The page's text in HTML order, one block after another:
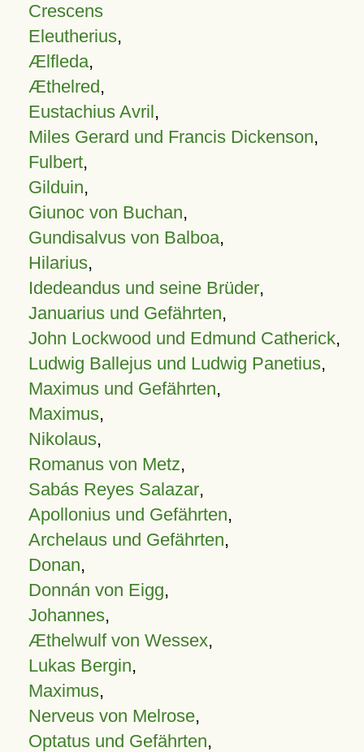
Crescens
Eleutherius,
Ælfleda,
Æthelred,
Eustachius Avril,
Miles Gerard und Francis Dickenson,
Fulbert,
Gilduin,
Giunoc von Buchan,
Gundisalvus von Balboa,
Hilarius,
Idedeandus und seine Brüder,
Januarius und Gefährten,
John Lockwood und Edmund Catherick,
Ludwig Ballejus und Ludwig Panetius,
Maximus und Gefährten,
Maximus,
Nikolaus,
Romanus von Metz,
Sabás Reyes Salazar,
Apollonius und Gefährten,
Archelaus und Gefährten,
Donan,
Donnán von Eigg,
Johannes,
Æthelwulf von Wessex,
Lukas Bergin,
Maximus,
Nerveus von Melrose,
Optatus und Gefährten,